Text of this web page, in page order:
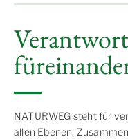
NATURWEG steht für
allen Ebenen.